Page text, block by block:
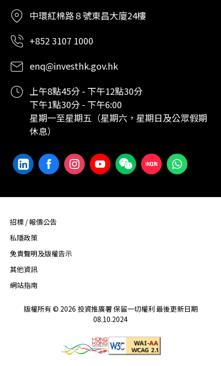
中環紅棉路８號東昌大廈24樓
+852 3107 1000
enq@investhk.gov.hk
上午8點45分 - 下午12點30分
下午1點30分 - 下午6:00
星期一至星期五（星期六，星期日及公眾假期
休息）
招標 / 報價公告
私隱政策
免責聲明及版權告示
其他資訊
網站指南
版權所有 © 2026 投資推廣署 保留一切權利 最後更新日期
08.10.2024